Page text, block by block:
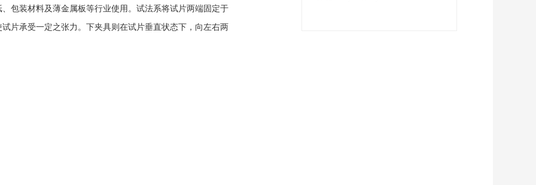
包装材料及薄金属板等行业使用。试法系将试片两端固定于
片承受一定之张力。下夹具则在试片垂直状态下，向左右两